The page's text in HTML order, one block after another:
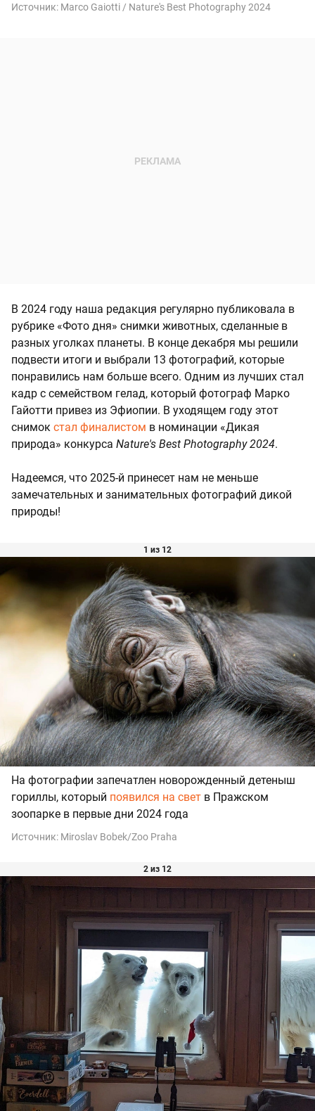
Источник: Marco Gaiotti / Nature's Best Photography 2024
В 2024 году наша редакция регулярно публиковала в
рубрике «Фото дня» снимки животных, сделанные в
разных уголках планеты. В конце декабря мы решили
подвести итоги и выбрали 13 фотографий, которые
понравились нам больше всего. Одним из лучших стал
кадр с семейством гелад, который фотограф Марко
Гайотти привез из Эфиопии. В уходящем году этот
снимок стал финалистом в номинации «Дикая
природа» конкурса Nature's Best Photography 2024.
Надеемся, что 2025-й принесет нам не меньше
замечательных и занимательных фотографий дикой
природы!
1 из 12
На фотографии запечатлен новорожденный детеныш
гориллы, который появился на свет в Пражском
зоопарке в первые дни 2024 года
Источник: Miroslav Bobek/Zoo Praha
2 из 12